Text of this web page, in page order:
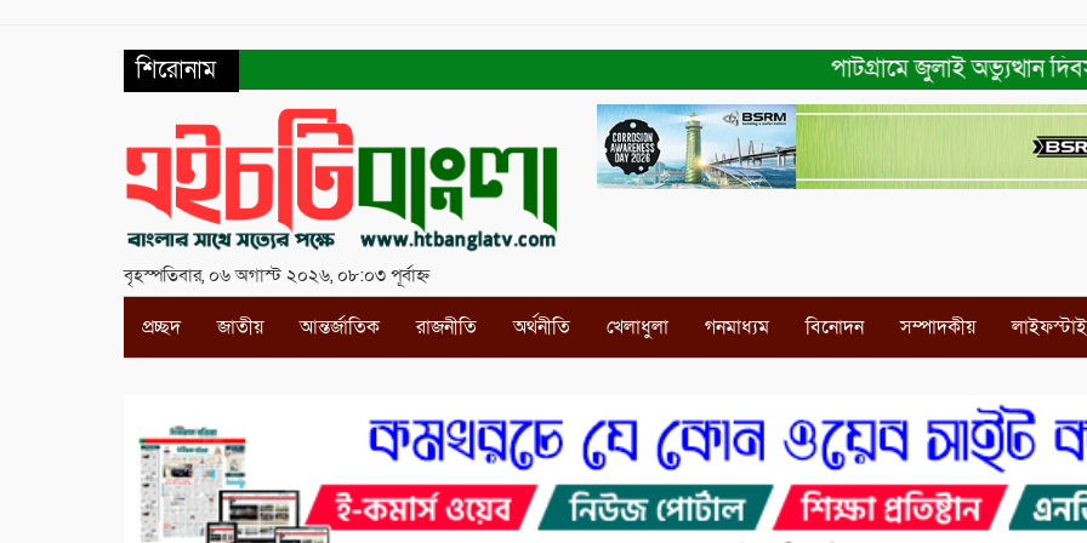
শিরোনাম পাটগ্রামে জুলাই অভ্যুত্থান দিবস
বৃহস্পতিবার, ০৬ অগাস্ট ২০২৬, ০৮:০৩ পূর্বাহ্ন
প্রচ্ছদ জাতীয় আন্তর্জাতিক রাজনীতি অর্থনীতি খেলাধুলা গনমাধ্যম বিনোদন সম্পাদকীয়